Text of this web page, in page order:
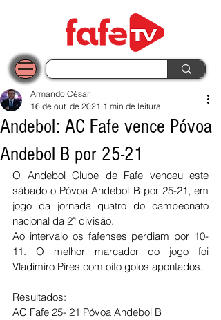
Andebol: AC Fafe vence Póvoa
Andebol B por 25-21
Armando César
16 de out. de 2021 1 min de leitura
O Andebol Clube de Fafe venceu este
sábado o Póvoa Andebol B por 25-21, em
jogo da jornada quatro do campeonato
nacional da 2ª divisão.
Ao intervalo os fafenses perdiam por 10-
11. O melhor marcador do jogo foi
Vladimiro Pires com oito golos apontados.
Resultados:
AC Fafe 25- 21 Póvoa Andebol B